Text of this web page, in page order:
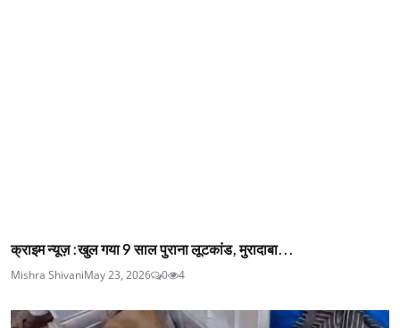
क्राइम न्यूज़ :खुल गया 9 साल पुराना लूटकांड, मुरादाबा...
Mishra ShivaniMay 23, 2026 0 4